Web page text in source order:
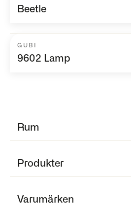
Rum
Produkter
Varumärken
Beetle
GUBI
9602 Lamp